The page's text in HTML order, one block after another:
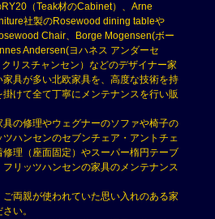
（Teak材のCabinet）、Arne
社製のRosewood dining tableや
Chair、Borge Mogensen(ボー
Andersen(ヨハネス アンダーセ
リスチャンセン）などのデザイナー家
具が多い北欧家具を、高度な技術を持
けて全て丁寧にメンテナンスを行い販
の修理やウェグナーのソファや椅子の
ハンセンのセブンチェア・アントチェ
理（座面固定）やスーパー楕円テーブ
リッツハンセンの家具のメンテナンス
両親が使われていた思い入れのある家
い。